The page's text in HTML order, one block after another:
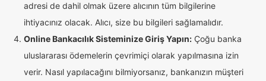
adresi de dahil olmak üzere alıcının tüm bilgilerine
ihtiyacınız olacak. Alıcı, size bu bilgileri sağlamalıdır.
Online Bankacılık Sisteminize Giriş Yapın: Çoğu banka
uluslararası ödemelerin çevrimiçi olarak yapılmasına izin
verir. Nasıl yapılacağını bilmiyorsanız, bankanızın müşteri